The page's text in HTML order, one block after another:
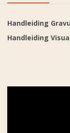
Handleiding
Handleiding